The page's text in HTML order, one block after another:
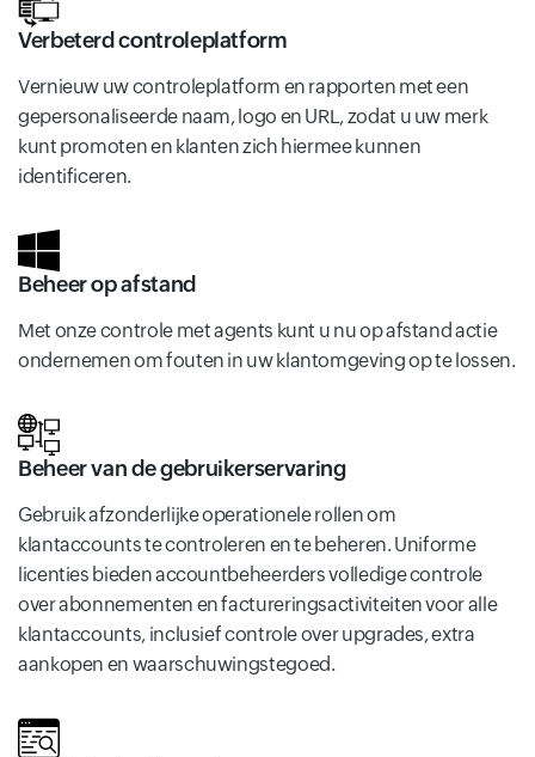
Verbeterd controleplatform
Vernieuw uw controleplatform en rapporten met een
gepersonaliseerde naam, logo en URL, zodat u uw merk
kunt promoten en klanten zich hiermee kunnen
identificeren.
Beheer op afstand
Met onze controle met agents kunt u nu op afstand actie
ondernemen om fouten in uw klantomgeving op te lossen.
Beheer van de gebruikerservaring
Gebruik afzonderlijke operationele rollen om
klantaccounts te controleren en te beheren. Uniforme
licenties bieden accountbeheerders volledige controle
over abonnementen en factureringsactiviteiten voor alle
klantaccounts, inclusief controle over upgrades, extra
aankopen en waarschuwingstegoed.